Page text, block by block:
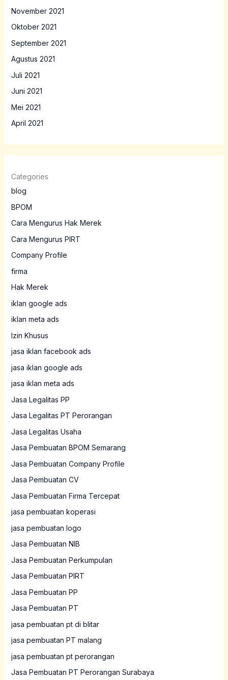
November 2021
Oktober 2021
September 2021
Agustus 2021
Juli 2021
Juni 2021
Mei 2021
April 2021
Categories
blog
BPOM
Cara Mengurus Hak Merek
Cara Mengurus PIRT
Company Profile
firma
Hak Merek
iklan google ads
iklan meta ads
Izin Khusus
jasa iklan facebook ads
jasa iklan google ads
jasa iklan meta ads
Jasa Legalitas PP
Jasa Legalitas PT Perorangan
Jasa Legalitas Usaha
Jasa Pembuatan BPOM Semarang
Jasa Pembuatan Company Profile
Jasa Pembuatan CV
Jasa Pembuatan Firma Tercepat
jasa pembuatan koperasi
jasa pembuatan logo
Jasa Pembuatan NIB
Jasa Pembuatan Perkumpulan
Jasa Pembuatan PIRT
Jasa Pembuatan PP
Jasa Pembuatan PT
jasa pembuatan pt di blitar
jasa pembuatan PT malang
jasa pembuatan pt perorangan
Jasa Pembuatan PT Perorangan Surabaya